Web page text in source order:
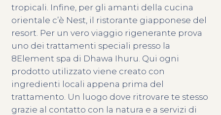
tropicali. Infine, per gli amanti della cucina
orientale c’è Nest, il ristorante giapponese del
resort. Per un vero viaggio rigenerante prova
uno dei trattamenti speciali presso la
8Element spa di Dhawa Ihuru. Qui ogni
prodotto utilizzato viene creato con
ingredienti locali appena prima del
trattamento. Un luogo dove ritrovare te stesso
grazie al contatto con la natura e a servizi di